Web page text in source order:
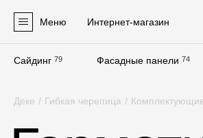
Меню Интернет-магазин
Сайдинг 79 Фасадные панели 74
Деке / Гибкая черепица /